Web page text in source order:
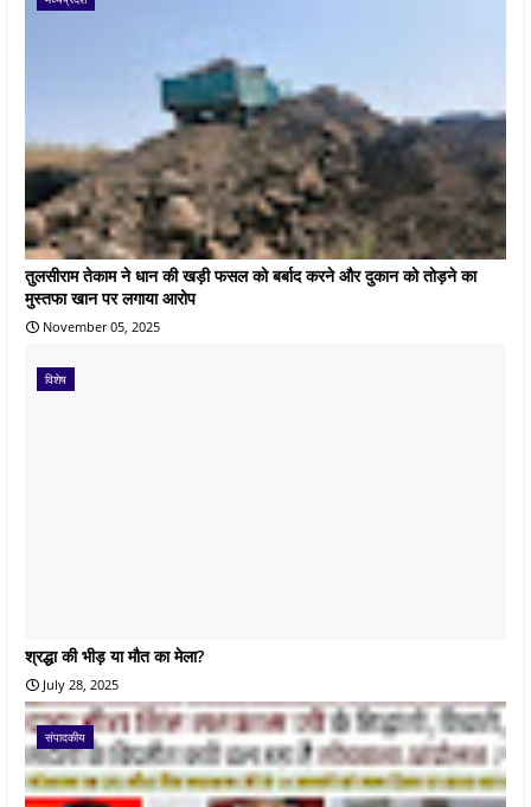
तुलसीराम तेकाम ने धान की खड़ी फसल को बर्बाद करने और दुकान को तोड़ने का
मुस्तफा खान पर लगाया आरोप
November 05, 2025
विशेष
श्रद्धा की भीड़ या मौत का मेला?
July 28, 2025
संपादकीय